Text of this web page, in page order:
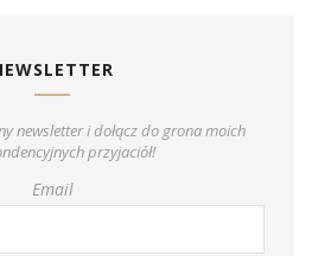
newsletter i dołącz do grona moich
przyjaciół!
Email